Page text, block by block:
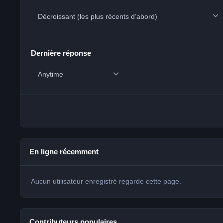
Dernière réponse
En ligne récemment
Aucun utilisateur enregistré regarde cette page.